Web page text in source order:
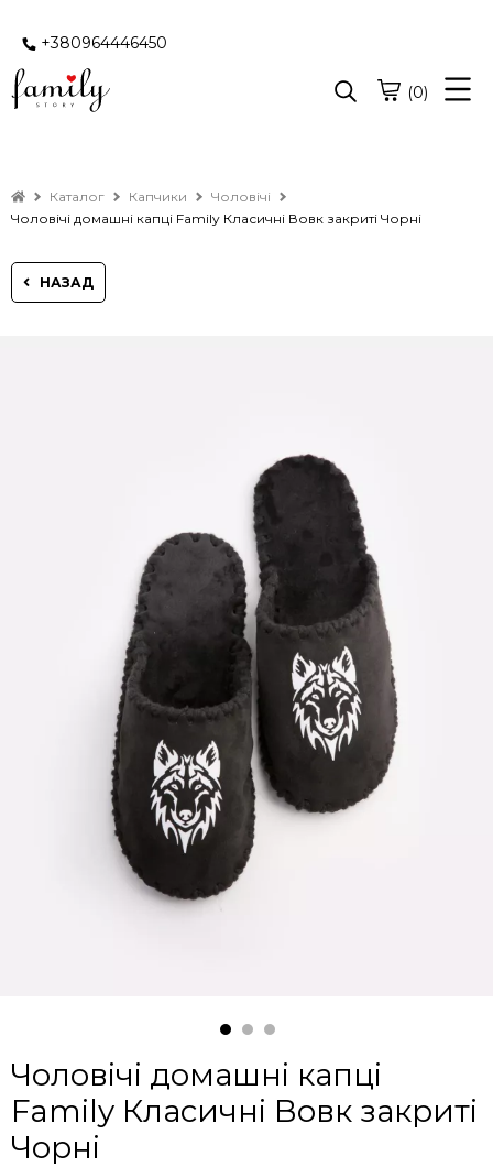
+380964446450
(0)
Каталог Капчики
Чоловічі
Чоловічі домашні капці Family Класичні Вовк закриті Чорні
НАЗАД
Чоловічі домашні капці
Family Класичні Вовк закриті
Чорні